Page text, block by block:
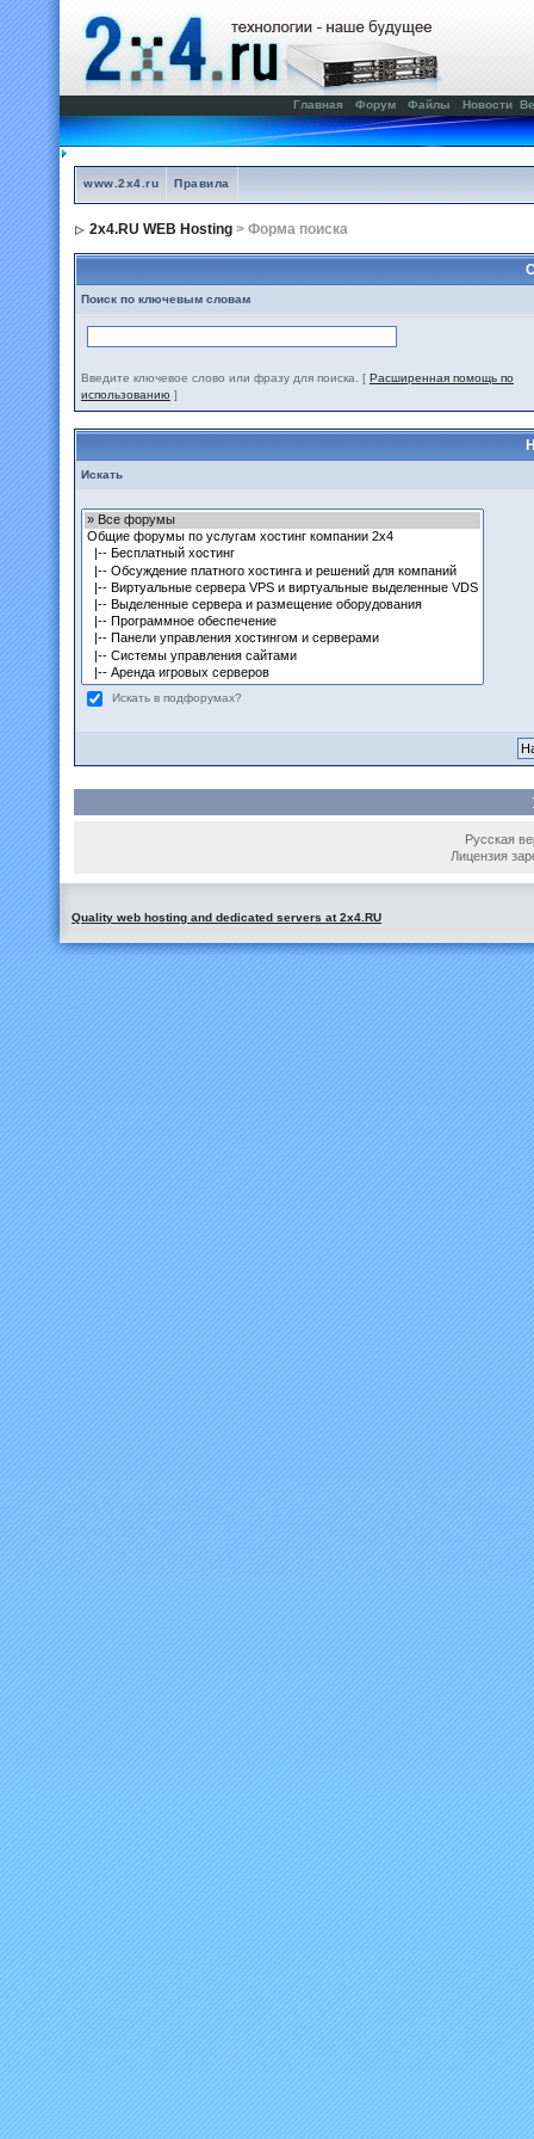
Главная Форум Файлы Новости
www.2x4.ru Правила
2x4.RU WEB Hosting > Форма поиска
Поиск по ключевым словам
Введите ключевое слово или фразу для поиска. [ Расширенная помощь по
использованию ]
Искать
Искать в подфорумах?
Русская
Лицензия
Quality web hosting and dedicated servers at 2x4.RU